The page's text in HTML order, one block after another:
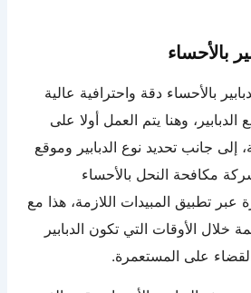
بالأحساء
بالأحساء دقة واحترافية عالية
وهنا يتم العمل أولا على
إلى جانب تحديد نوع الدبابير وموقع
مكافحة النحل بالأحساء
تطبيق المبيدات اللازمة، هذا مع
خلال الأوقات التي تكون الدبابير
على المستعمرة.